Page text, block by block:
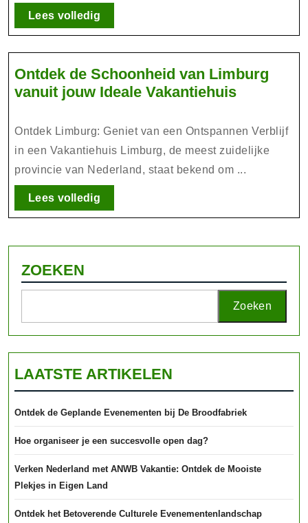
een
Ontspannen
Verblijf
Lees volledigLees
volledig
Ontdek de Schoonheid van Limburg
vanuit jouw Ideale VakantiehuisOntdek
van
Ideale
Ontdek Limburg: Geniet van een Ontspannen Verblijf
in een Vakantiehuis Limburg, de meest zuidelijke
provincie van Nederland, staat bekend om ...
Lees volledigLees
volledig
ZOEKEN
Zoeken
LAATSTE ARTIKELEN
Ontdek de Geplande Evenementen bij De Broodfabriek
Hoe organiseer je een succesvolle open dag?
Verken Nederland met ANWB Vakantie: Ontdek de Mooiste
Plekjes in Eigen Land
Ontdek het Betoverende Culturele Evenementenlandschap